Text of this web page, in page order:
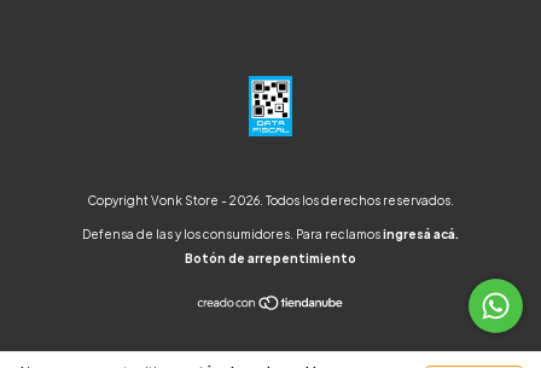
Copyright Vonk Store - 2026. Todos los derechos reservados.
Defensa de las y los consumidores. Para reclamosingresá acá.
Botón de arrepentimiento